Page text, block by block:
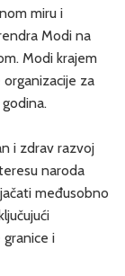
miru i
Modi na
Modi krajem
za
i zdrav razvoj
naroda
međusobno
i